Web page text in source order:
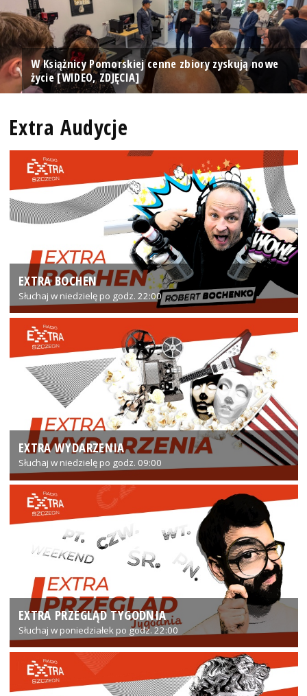
W Książnicy Pomorskiej cenne zbiory zyskują nowe
życie [WIDEO, ZDJĘCIA]
Extra Audycje
EXTRA BOCHEN
Słuchaj w niedzielę po godz. 22:00
EXTRA WYDARZENIA
Słuchaj w niedzielę po godz. 09:00
EXTRA PRZEGLĄD TYGODNIA
Słuchaj w poniedziałek po godz. 22:00